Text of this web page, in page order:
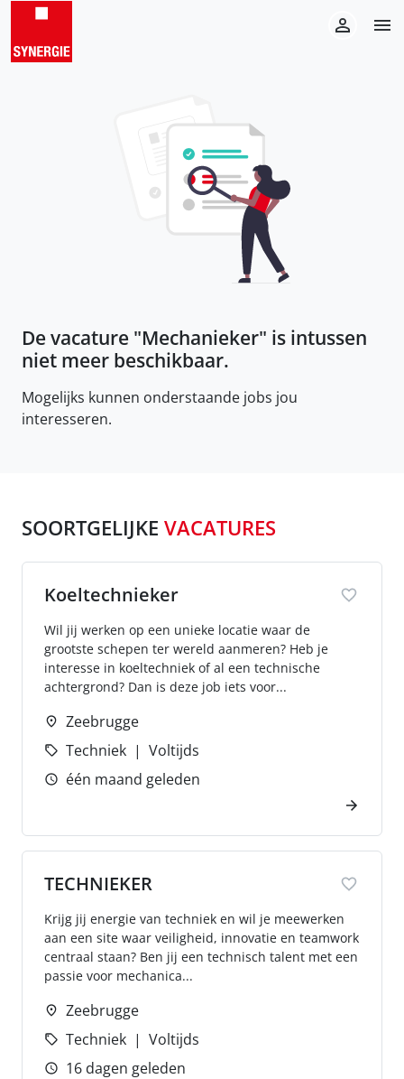
De vacature "Mechanieker" is intussen
niet meer beschikbaar.
Mogelijks kunnen onderstaande jobs jou
interesseren.
SOORTGELIJKE VACATURES
Koeltechnieker
Wil jij werken op een unieke locatie waar de
grootste schepen ter wereld aanmeren? Heb je
interesse in koeltechniek of al een technische
achtergrond? Dan is deze job iets voor...
Zeebrugge
Techniek
Voltijds
één maand geleden
TECHNIEKER
Krijg jij energie van techniek en wil je meewerken
aan een site waar veiligheid, innovatie en teamwork
centraal staan? Ben jij een technisch talent met een
passie voor mechanica...
Zeebrugge
Techniek
Voltijds
16 dagen geleden